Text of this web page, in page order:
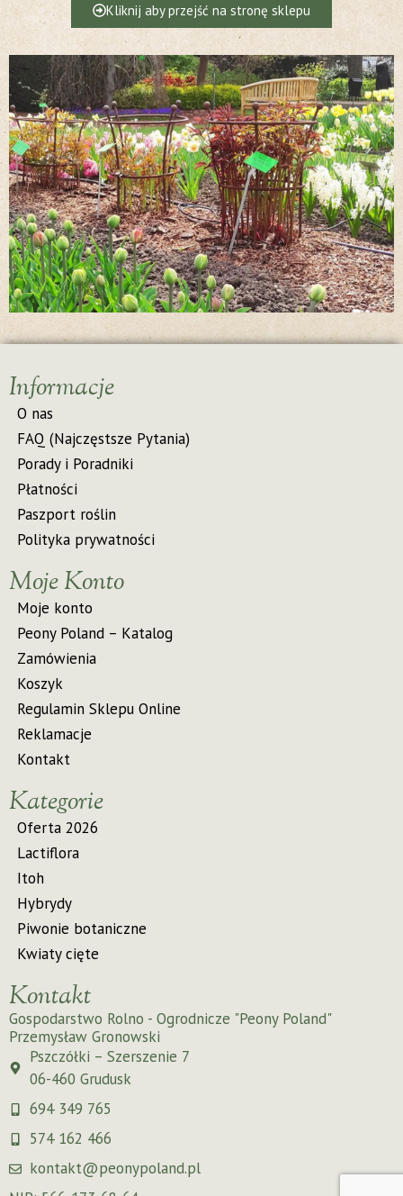
Kliknij aby przejść na stronę sklepu
Informacje
O nas
FAQ (Najczęstsze Pytania)
Porady i Poradniki
Płatności
Paszport roślin
Polityka prywatności
Moje Konto
Moje konto
Peony Poland – Katalog
Zamówienia
Koszyk
Regulamin Sklepu Online
Reklamacje
Kontakt
Kategorie
Oferta 2026
Lactiflora
Itoh
Hybrydy
Piwonie botaniczne
Kwiaty cięte
Kontakt
Gospodarstwo Rolno - Ogrodnicze "Peony Poland"
Przemysław Gronowski
Pszczółki – Szerszenie 7
06-460 Grudusk
694 349 765
574 162 466
kontakt@peonypoland.pl